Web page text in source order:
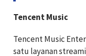
Tencent Music
Tencent Music
satu layanan